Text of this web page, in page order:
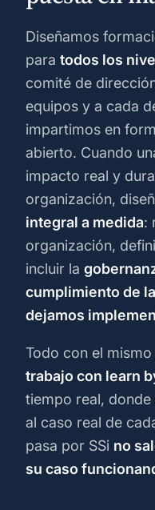
Diseñamos
para todos los
comité de
equipos y a cada
impartimos en
abierto. Cuando
impacto real y
organización,
integral a medida:
organización,
incluir la
cumplimiento de
dejamos
Todo con el
trabajo con learn
tiempo real,
al caso real de
pasa por SSi no
su caso